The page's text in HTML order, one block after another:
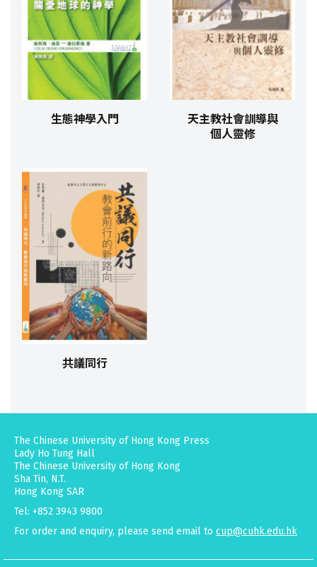
生態神學入門
天主教社會訓導與
個人靈修
共議同行
The Chinese University of Hong Kong Press
Lady Ho Tung Hall
The Chinese University of Hong Kong
Sha Tin, N.T.
Hong Kong SAR
Tel: +852 3943 9800
For order and enquiry, please send email to cup@cuhk.edu.hk